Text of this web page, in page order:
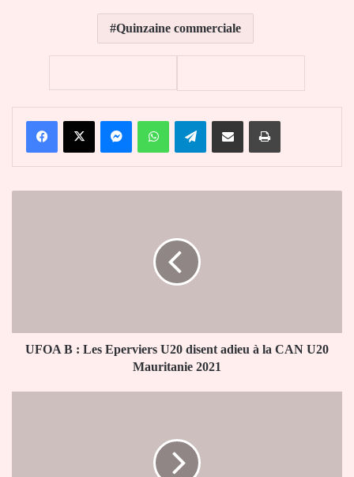
Quinzaine commerciale
FacebookX MessengerWhatsAppTelegramPartager par email Imprimer
à
UFOA B : Les Eperviers U20 disent adieu à la CAN U20
Mauritanie 2021